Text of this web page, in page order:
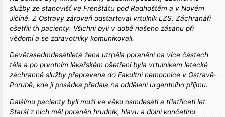
služby ze stanovišť ve Frenštátu pod Radhoštěm a v Novém
Jičíně. Z Ostravy zároveň odstartoval vrtulník LZS. Záchranáři
ošetřili tři pacienty. Všichni byli v době našeho zásahu při
vědomí a se zdravotníky komunikovali.
Devětasedmdesá­tiletá žena utrpěla poranění na více částech
těla a po prvotním lékařském ošetření byla vrtulníkem letecké
záchranné služby přepravena do Fakultní nemocnice v Ostravě-
Porubě, kde ji posádka předala na oddělení urgentního příjmu.
Dalšímu pacienty byli muži ve věku osmdesáti a třiatřiceti let.
Starší z nich měl poraněn hrudník, hlavu a dolní končetinu.